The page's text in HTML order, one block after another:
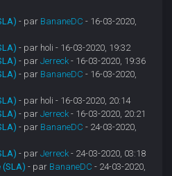
- par BananeDC - 16-03-2020,
- par holi - 16-03-2020, 19:32
- parJerreck - 16-03-2020, 19:36
- par BananeDC - 16-03-2020,
- par holi - 16-03-2020, 20:14
- parJerreck - 16-03-2020, 20:21
- par BananeDC - 24-03-2020,
- parJerreck - 24-03-2020, 03:18
(SLA) - par BananeDC - 24-03-2020,